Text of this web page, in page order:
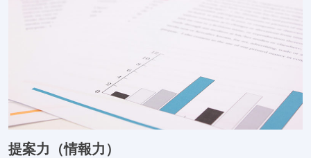
提案力（情報力）